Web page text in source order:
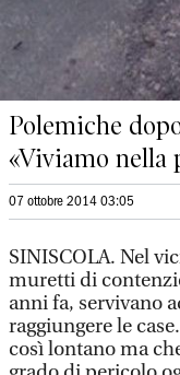
Polemiche
«Viviamo nella
07 ottobre 2014 03:05
SINISCOLA. Nel
muretti di
anni fa, servivano
raggiungere le
così lontano ma